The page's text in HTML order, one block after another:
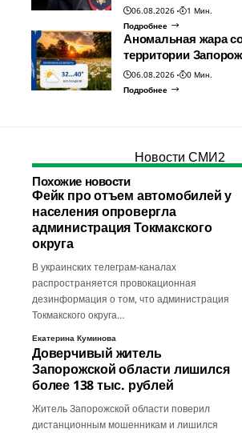
06.08.2026
1 Мин.
Подробнее
Аномальная жара
территории
06.08.2026
0 Мин.
Подробнее
Новости СМИ2
Похожие новости
Фейк про отъем автомобилей у
населения опровергла
администрация Токмакского
округа
В украинских телеграм-каналах
распространяется провокационная
дезинформация о том, что администрация
Токмакского округа…
Екатерина Куминова
Доверчивый житель
Запорожской области лишился
более 138 тыс. рублей
Житель Запорожской области поверил
дистанционным мошенникам и лишился